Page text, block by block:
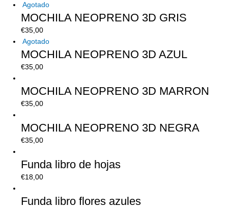
Agotado
MOCHILA NEOPRENO 3D GRIS
€35,00
Agotado
MOCHILA NEOPRENO 3D AZUL
€35,00
MOCHILA NEOPRENO 3D MARRON
€35,00
MOCHILA NEOPRENO 3D NEGRA
€35,00
Funda libro de hojas
€18,00
Funda libro flores azules